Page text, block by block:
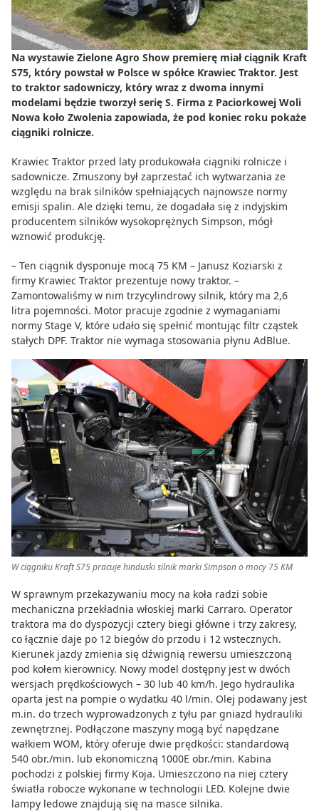
Na wystawie Zielone Agro Show premierę miał ciągnik Kraft
S75, który powstał w Polsce w spółce Krawiec Traktor. Jest
to traktor sadowniczy, który wraz z dwoma innymi
modelami będzie tworzył serię S. Firma z Paciorkowej Woli
Nowa koło Zwolenia zapowiada, że pod koniec roku pokaże
ciągniki rolnicze.
Krawiec Traktor przed laty produkowała ciągniki rolnicze i
sadownicze. Zmuszony był zaprzestać ich wytwarzania ze
względu na brak silników spełniających najnowsze normy
emisji spalin. Ale dzięki temu, że dogadała się z indyjskim
producentem silników wysokoprężnych Simpson, mógł
wznowić produkcję.
– Ten ciągnik dysponuje mocą 75 KM – Janusz Koziarski z
firmy Krawiec Traktor prezentuje nowy traktor. –
Zamontowaliśmy w nim trzycylindrowy silnik, który ma 2,6
litra pojemności. Motor pracuje zgodnie z wymaganiami
normy Stage V, które udało się spełnić montując filtr cząstek
stałych DPF. Traktor nie wymaga stosowania płynu AdBlue.
W ciągniku Kraft S75 pracuje hinduski silnik marki Simpson o mocy 75 KM
W sprawnym przekazywaniu mocy na koła radzi sobie
mechaniczna przekładnia włoskiej marki Carraro. Operator
traktora ma do dyspozycji cztery biegi główne i trzy zakresy,
co łącznie daje po 12 biegów do przodu i 12 wstecznych.
Kierunek jazdy zmienia się dźwignią rewersu umieszczoną
pod kołem kierownicy. Nowy model dostępny jest w dwóch
wersjach prędkościowych – 30 lub 40 km/h. Jego hydraulika
oparta jest na pompie o wydatku 40 l/min. Olej podawany jest
m.in. do trzech wyprowadzonych z tyłu par gniazd hydrauliki
zewnętrznej. Podłączone maszyny mogą być napędzane
wałkiem WOM, który oferuje dwie prędkości: standardową
540 obr./min. lub ekonomiczną 1000E obr./min. Kabina
pochodzi z polskiej firmy Koja. Umieszczono na niej cztery
światła robocze wykonane w technologii LED. Kolejne dwie
lampy ledowe znajdują się na masce silnika.